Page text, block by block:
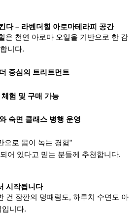
다 – 라벤더힐 아로마테라피 공간
은 천연 아로마 오일을 기반으로 한 감
니다.
중심의 트리트먼트
험 및 구매 가능
숙면 클래스 병행 운영
으로 몸이 녹는 경험”
어 있다고 믿는 분들께 추천합니다.
시작됩니다
건 잠깐의 멍때림도, 하루치 수면도 아
입니다.